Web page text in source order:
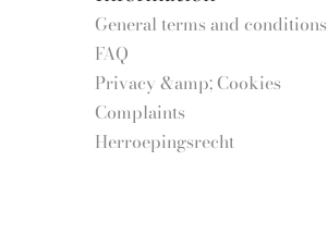
General terms and conditions
FAQ
Privacy &amp; Cookies
Complaints
Herroepingsrecht